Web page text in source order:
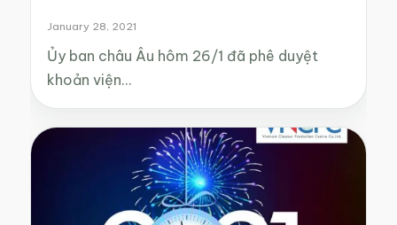
January 28, 2021
Ủy ban châu Âu hôm 26/1 đã phê duyệt
khoản viện…